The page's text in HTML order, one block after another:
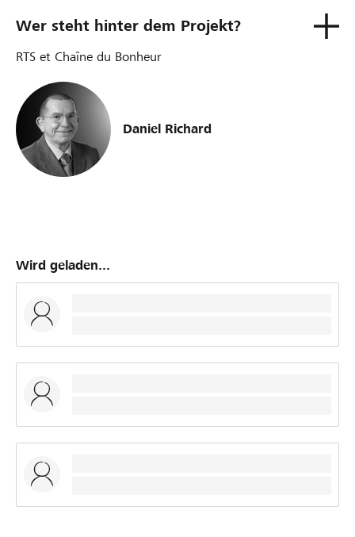
Wer steht hinter dem Projekt?
RTS et Chaîne du Bonheur
Daniel Richard
Wird geladen...